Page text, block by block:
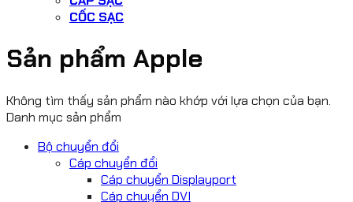
CỐC SẠC
Sản phẩm Apple
Không tìm thấy sản phẩm nào khớp với lựa chọn của bạn.
Danh mục sản phẩm
Bộ chuyển đổi
Cáp chuyển đổi
Cáp chuyển Displayport
Cáp chuyển DVI